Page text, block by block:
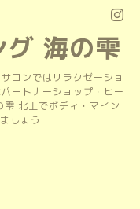
海の雫
ロンではリラクゼーショ
ートナーショップ・ヒー
北上でボディ・マイン
しょう